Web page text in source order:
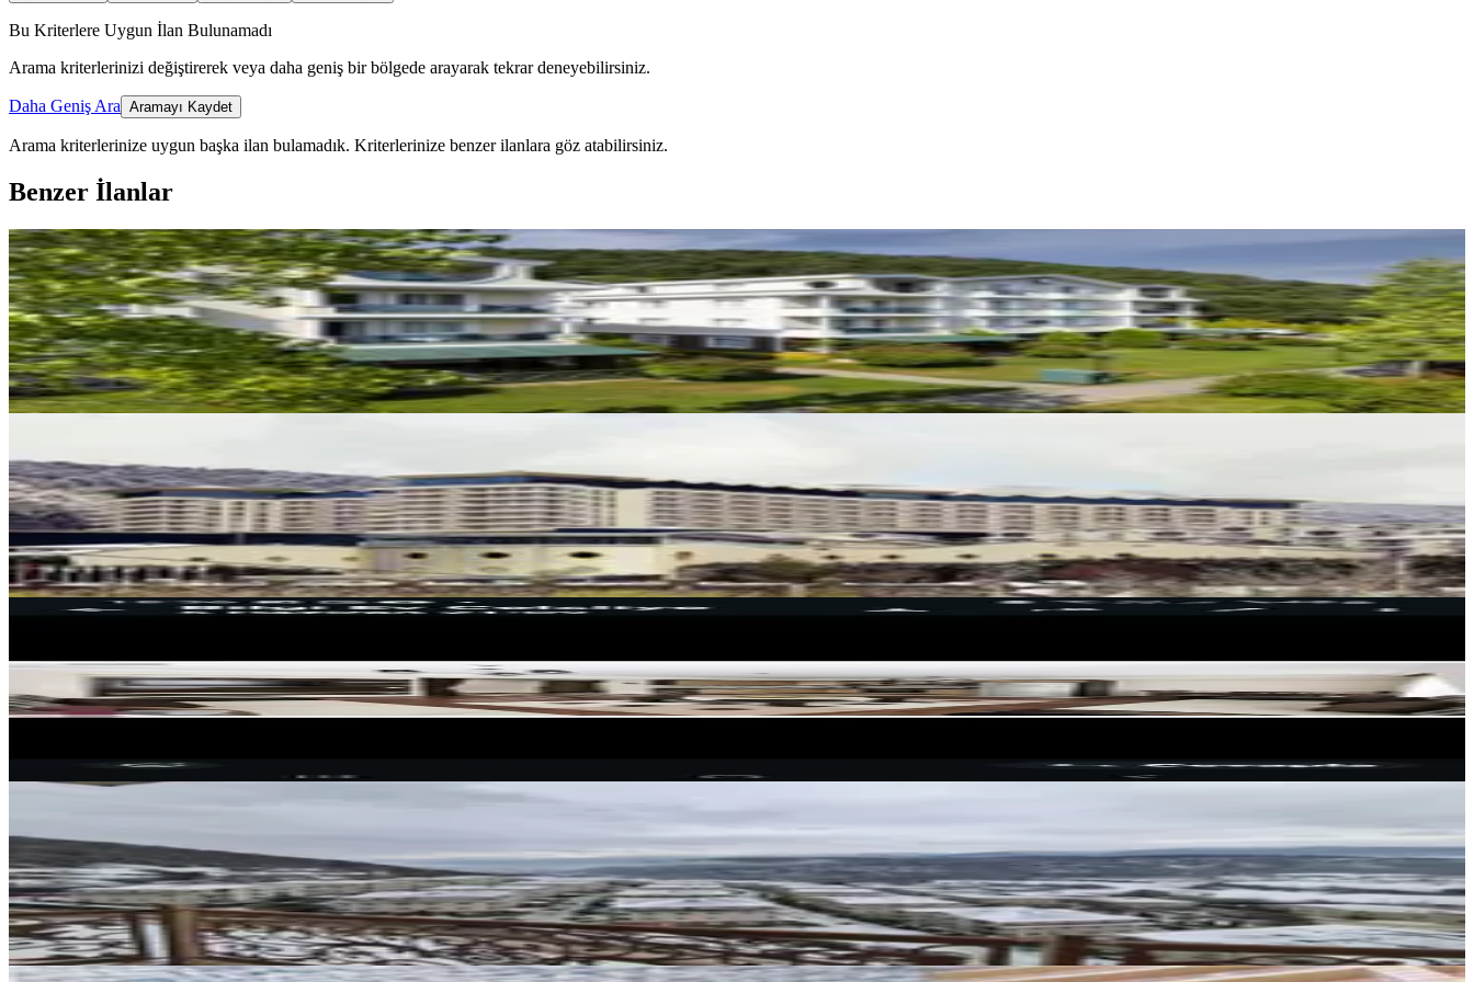
Bu Kriterlere Uygun İlan Bulunamadı
Arama kriterlerinizi değiştirerek veya daha geniş bir bölgede arayarak tekrar deneyebilirsiniz.
Daha Geniş Ara Aramayı Kaydet
Arama kriterlerinize uygun başka ilan bulamadık. Kriterlerinize benzer ilanlara göz atabilirsiniz.
Benzer İlanlar
YENİ
Sarot Termal Vadi 12-26 Ağustos Bahçe Katı 2+1 14 Günlük Tatil
Mudurnu, Karacasumandıra Mahallesi
2+1
· 95 m²·Bahçe katı·05.08.2026
200.000 ₺
Abdürrahim Köroğlu
Ara
Mudurnu, Karacasumandıra Mahallesi
1+1·92 m²·4. Kat·30.07.2026
500.000 ₺
MANZARALI
Mudurnu, Karacasumandıra Mahallesi
2+1·85 m² ·12.06.2026
Gök Emlak GayrimenkulRasim Gök
Ara
MANZARALI
🌿 Sarot Termal Palas’ta Ön Cephe 3+1 Tapulu Devremülk Fırsatı! 🌿
Mudurnu, Karacasumandıra Mahallesi
3+1·140 m²·2. Kat·09.04.2026
285.000 ₺
ÇINAR GAYRİMENKULkevser ugurtay
Ara
MANZARALI